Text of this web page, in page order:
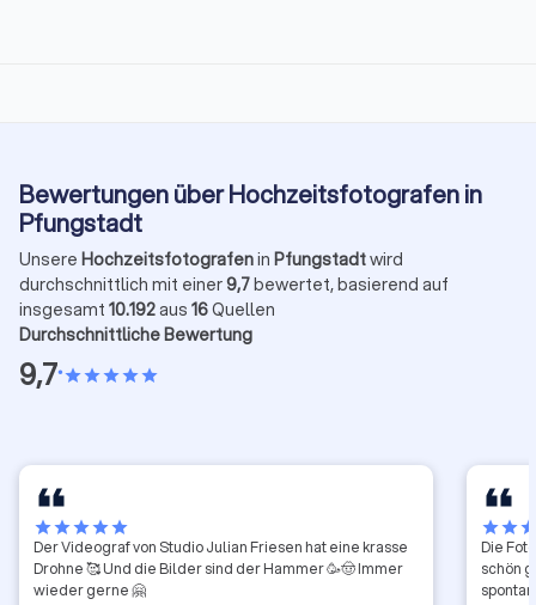
Bewertungen über Hochzeitsfotografen in
Pfungstadt
Unsere Hochzeitsfotografenin Pfungstadtwird
durchschnittlich mit einer9,7bewertet, basierend auf
insgesamt 10.192aus 16Quellen
Durchschnittliche Bewertung
9,7•starstarstarstarstar
starstarstarstarstar
Der Videograf von Studio Julian Friesen hat eine krasse
Drohne 🥰 Und die Bilder sind der Hammer 🥳🤠 Immer
wieder gerne 🤗
starstar
Die
schön